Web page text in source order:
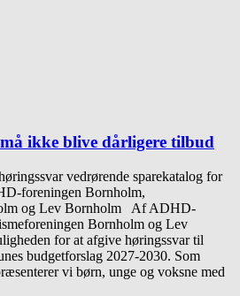
ikke blive dårligere tilbud
vedrørende sparekatalog for
foreningen Bornholm,
og Lev Bornholm Af ADHD-
Bornholm og Lev
for at afgive høringssvar til
budgetforslag 2027-2030. Som
vi børn, unge og voksne med